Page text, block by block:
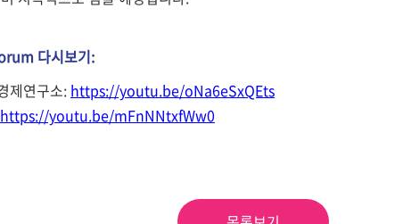
다시보기:
제연구소: https://youtu.be/oNa6eSxQEts
https://youtu.be/mFnNNtxfWw0